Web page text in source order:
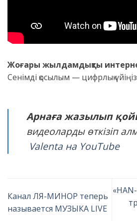
Жоғары жылдамдықты
Сенімді қосылым — цифрлық
Арнаға жазылып
видеоларды өткізіп
Valenta на YouTube
Канал ЛЯ-МИНОР теперь
называется МУЗЫКА LIVE